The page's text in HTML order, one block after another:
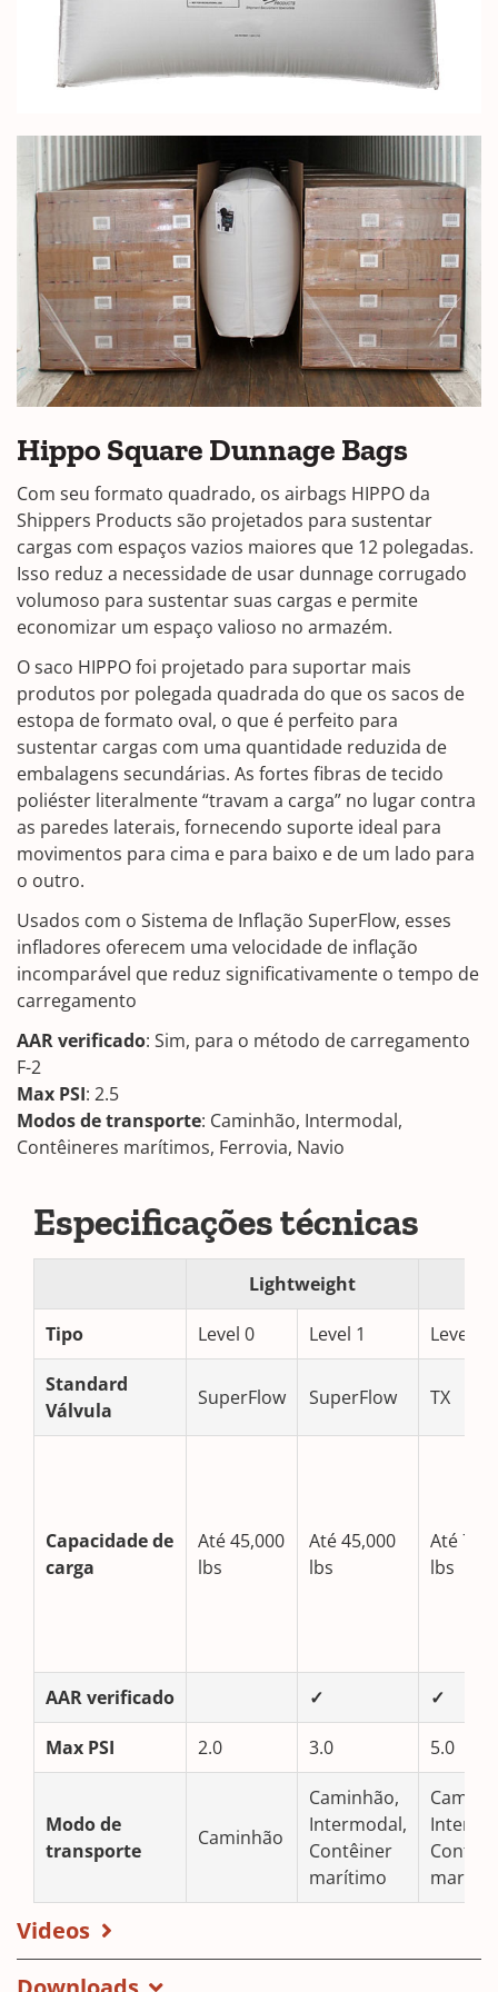
Hippo Square Dunnage Bags
Com seu formato quadrado, os airbags HIPPO da
Shippers Products são projetados para sustentar
cargas com espaços vazios maiores que 12 polegadas.
Isso reduz a necessidade de usar dunnage corrugado
volumoso para sustentar suas cargas e permite
economizar um espaço valioso no armazém.
O saco HIPPO foi projetado para suportar mais
produtos por polegada quadrada do que os sacos de
estopa de formato oval, o que é perfeito para
sustentar cargas com uma quantidade reduzida de
embalagens secundárias. As fortes fibras de tecido
poliéster literalmente “travam a carga” no lugar contra
as paredes laterais, fornecendo suporte ideal para
movimentos para cima e para baixo e de um lado para
o outro.
Usados com o Sistema de Inflação SuperFlow, esses
infladores oferecem uma velocidade de inflação
incomparável que reduz significativamente o tempo de
carregamento
AAR verificado: Sim, para o método de carregamento
F-2
Max PSI: 2.5
Modos de transporte: Caminhão, Intermodal,
Contêineres marítimos, Ferrovia, Navio
Especificações técnicas
Lightweight
Tipo Level 0 Level 1 Level 2
Standard
Válvula
SuperFlow SuperFlow TX
Capacidade de
carga
Até 45,000
lbs
Até 45,000
lbs
Até
lbs
AARverificado ✓ ✓
Max PSI 2.0 3.0 5.0
Modo de
transporte
Caminhão
Caminhão,
Intermodal,
Contêiner
marítimo
Videos